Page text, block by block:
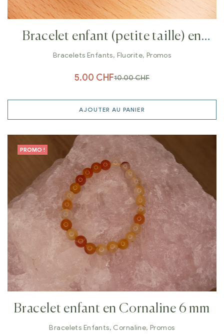
Bracelet enfant (petite taille) en
Fluorite multicolore 6 mm
Bracelets Enfants, Fluorite, Promos
10.00CHF
5.00 CHF
AJOUTER AU PANIER
PROMO !
Bracelet enfant en Cornaline 6 mm
Bracelets Enfants, Cornaline,Promos